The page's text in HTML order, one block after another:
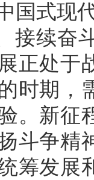
国式现
续奋
正处于
时期，
。新征
斗争精
筹发展